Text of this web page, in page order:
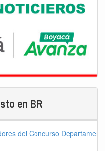
en BR
del Concurso